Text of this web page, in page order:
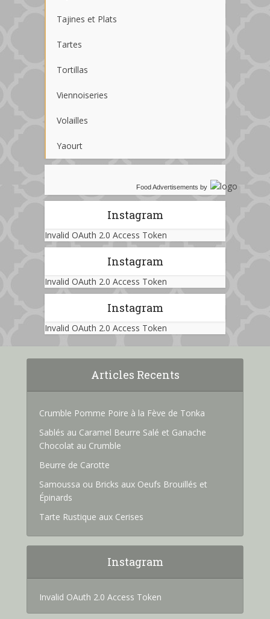
Tajines et Plats
Tartes
Tortillas
Viennoiseries
Volailles
Yaourt
Food Advertisements by
Instagram
Invalid OAuth 2.0 Access Token
Instagram
Invalid OAuth 2.0 Access Token
Instagram
Invalid OAuth 2.0 Access Token
Articles Recents
Crumble Pomme Poire à la Fève de Tonka
Sablés au Caramel Beurre Salé et Ganache
Chocolat au Crumble
Beurre de Carotte
Samoussa ou Bricks aux Oeufs Brouillés et
Épinards
Tarte Rustique aux Cerises
Instagram
Invalid OAuth 2.0 Access Token